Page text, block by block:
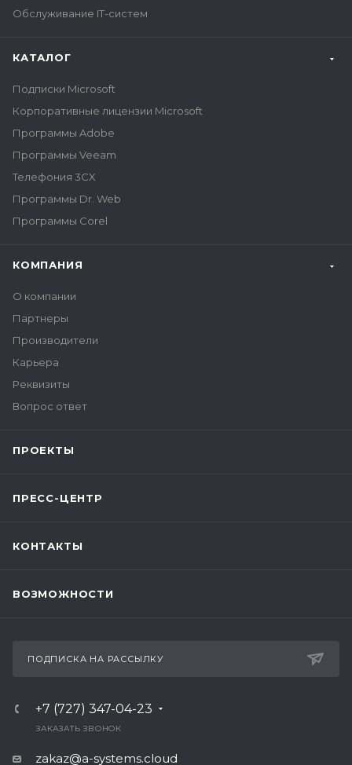
Обслуживание IT-систем
КАТАЛОГ
Подписки Microsoft
Корпоративные лицензии Microsoft
Программы Adobe
Программы Veeam
Телефония 3CX
Программы Dr. Web
Программы Corel
КОМПАНИЯ
О компании
Партнеры
Производители
Карьера
Реквизиты
Вопрос ответ
ПРОЕКТЫ
ПРЕСС-ЦЕНТР
КОНТАКТЫ
ВОЗМОЖНОСТИ
ПОДПИСКА НА РАССЫЛКУ
+7 (727) 347-04-23
ЗАКАЗАТЬ ЗВОНОК
zakaz@a-systems.cloud